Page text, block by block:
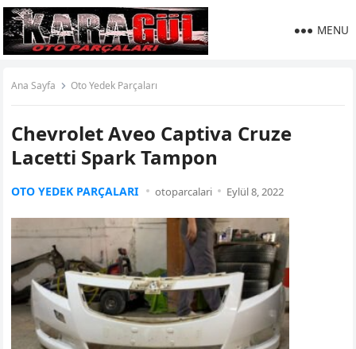
MENU
Ana Sayfa Oto Yedek Parçaları
Chevrolet Aveo Captiva Cruze
Lacetti Spark Tampon
OTO YEDEK PARÇALARI otoparcalari Eylül 8, 2022